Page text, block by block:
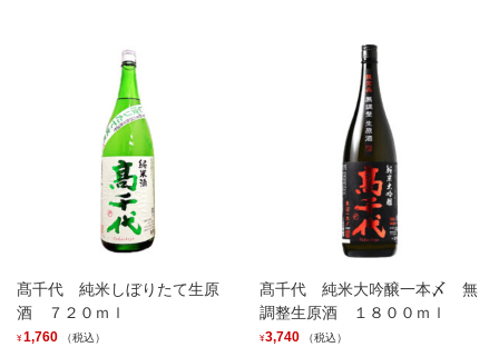
髙千代 純米しぼりたて生原
酒 ７２０ｍｌ
¥1,760 （税込）
髙千代 純米大吟醸一本〆 無
調整生原酒 １８００ｍｌ
¥3,740 （税込）